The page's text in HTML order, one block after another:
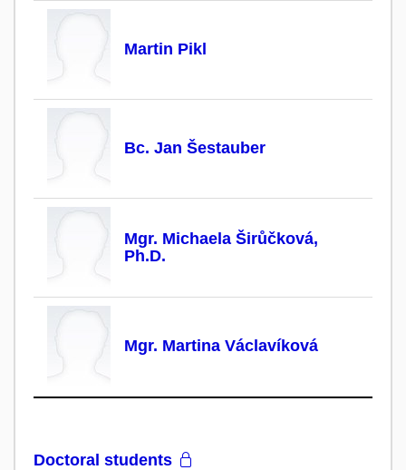
Martin Pikl
Bc. Jan Šestauber
Mgr. Michaela Širůčková,
Ph.D.
Mgr. Martina Václavíková
Doctoral students